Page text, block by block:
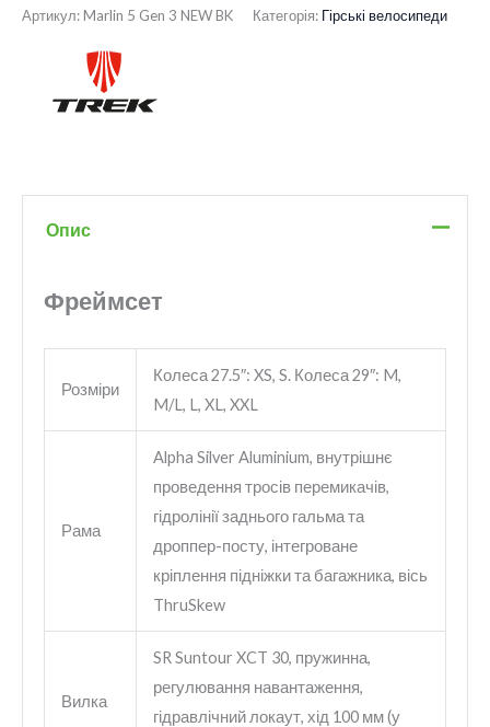
Артикул:Marlin 5 Gen 3 NEW BK Категорія: Гірські велосипеди
Опис
Фреймсет
Розміри
Колеса 27.5″: XS, S. Колеса 29″: M,
M/L, L, XL, XXL
Рама
Alpha Silver Aluminium, внутрішнє
проведення тросів перемикачів,
гідролінії заднього гальма та
дроппер-посту, інтегроване
кріплення підніжки та багажника, вісь
ThruSkew
Вилка
SR Suntour XCT 30, пружинна,
регулювання навантаження,
гідравлічний локаут, хід 100 мм (у